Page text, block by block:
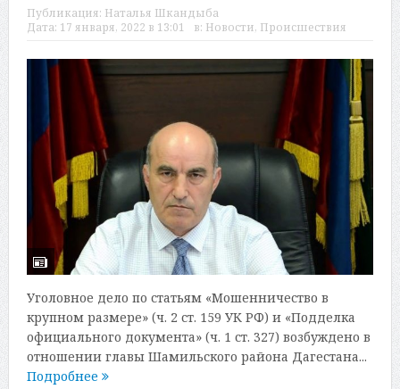
Публикация: Наталья Шкандыба
Дата: 17 января, 2022 в 13:01 в: Новости, Происшествия
Уголовное дело по статьям «Мошенничество в
крупном размере» (ч. 2 ст. 159 УК РФ) и «Подделка
официального документа» (ч. 1 ст. 327) возбуждено в
отношении главы Шамильского района Дагестана...
Подробнее